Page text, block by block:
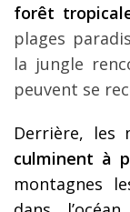
forêt
plages
la jungle
peuvent se
Derrière, les
culminent à
montagnes